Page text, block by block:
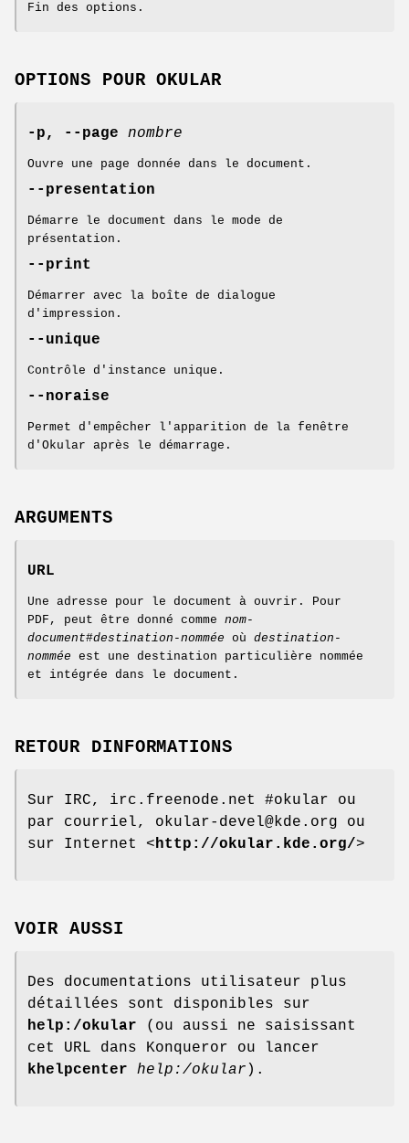
Fin des options.
OPTIONS POUR OKULAR
-p, --page nombre
Ouvre une page donnée dans le document.
--presentation
Démarre le document dans le mode de
présentation.
--print
Démarrer avec la boîte de dialogue
d'impression.
--unique
Contrôle d'instance unique.
--noraise
Permet d'empêcher l'apparition de la fenêtre
d'Okular après le démarrage.
ARGUMENTS
URL
Une adresse pour le document à ouvrir. Pour
PDF, peut être donné comme nom-
document#destination-nommée où destination-
nommée est une destination particulière nommée
et intégrée dans le document.
RETOUR DINFORMATIONS
Sur IRC, irc.freenode.net #okular ou
par courriel, okular-devel@kde.org ou
sur Internet <http://okular.kde.org/>
VOIR AUSSI
Des documentations utilisateur plus
détaillées sont disponibles sur
help:/okular (ou aussi ne saisissant
cet URL dans Konqueror ou lancer
khelpcenter
help:/okular ).